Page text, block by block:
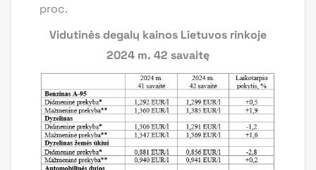
proc.
Vidutinės degalų kainos Lietuvos rinkoje
2024 m. 42 savaitę